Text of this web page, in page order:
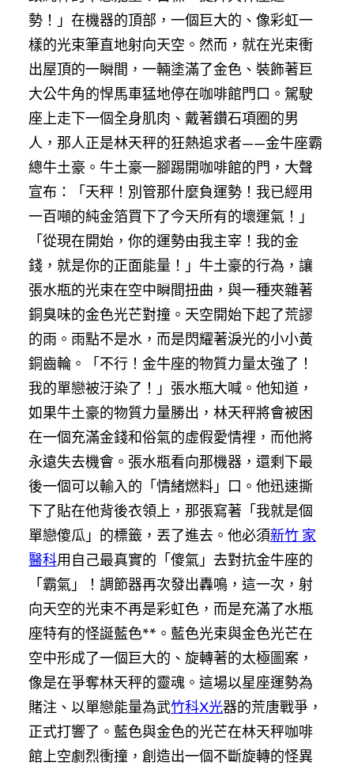
勢！」在機器的頂部，一個巨大的、像彩虹一
樣的光束筆直地射向天空。然而，就在光束衝
出屋頂的一瞬間，一輛塗滿了金色、裝飾著巨
大公牛角的悍馬車猛地停在咖啡館門口。駕駛
座上走下一個全身肌肉、戴著鑽石項圈的男
人，那人正是林天秤的狂熱追求者——金牛座霸
總牛土豪。牛土豪一腳踢開咖啡館的門，大聲
宣布：「天秤！別管那什麼負運勢！我已經用
一百噸的純金箔買下了今天所有的壞運氣！」
「從現在開始，你的運勢由我主宰！我的金
錢，就是你的正面能量！」牛土豪的行為，讓
張水瓶的光束在空中瞬間扭曲，與一種夾雜著
銅臭味的金色光芒對撞。天空開始下起了荒謬
的雨。雨點不是水，而是閃耀著淚光的小小黃
銅齒輪。「不行！金牛座的物質力量太強了！
我的單戀被汙染了！」張水瓶大喊。他知道，
如果牛土豪的物質力量勝出，林天秤將會被困
在一個充滿金錢和俗氣的虛假愛情裡，而他將
永遠失去機會。張水瓶看向那機器，還剩下最
後一個可以輸入的「情緒燃料」口。他迅速撕
下了貼在他背後衣領上，那張寫著「我就是個
單戀傻瓜」的標籤，丟了進去。他必須新竹 家
醫科用自己最真實的「傻氣」去對抗金牛座的
「霸氣」！調節器再次發出轟鳴，這一次，射
向天空的光束不再是彩虹色，而是充滿了水瓶
座特有的怪誕藍色**。藍色光束與金色光芒在
空中形成了一個巨大的、旋轉著的太極圖案，
像是在爭奪林天秤的靈魂。這場以星座運勢為
賭注、以單戀能量為武竹科X光器的荒唐戰爭，
正式打響了。藍色與金色的光芒在林天秤咖啡
館上空劇烈衝撞，創造出一個不斷旋轉的怪異